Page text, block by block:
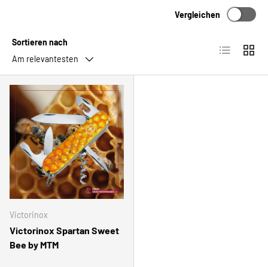
Sortieren nach
Am relevantesten
Vergleichen
Victorinox
Victorinox Spartan Sweet
Bee by MTM